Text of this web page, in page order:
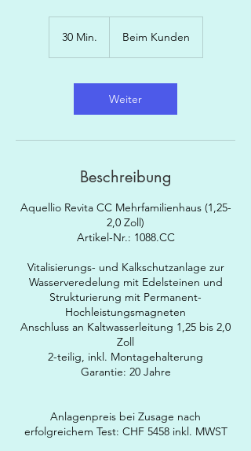
30 Min.
i
.
Beim Kunden
Weiter
Beschreibung
Aquellio Revita CC Mehrfamilienhaus (1,25-
2,0 Zoll)
Artikel-Nr.: 1088.CC
Vitalisierungs- und Kalkschutzanlage zur
Wasserveredelung mit Edelsteinen und
Strukturierung mit Permanent-
Hochleistungsmagneten
Anschluss an Kaltwasserleitung 1,25 bis 2,0
Zoll
2-teilig, inkl. Montagehalterung
Garantie: 20 Jahre
Anlagenpreis bei Zusage nach
erfolgreichem Test: CHF 5458 inkl. MWST